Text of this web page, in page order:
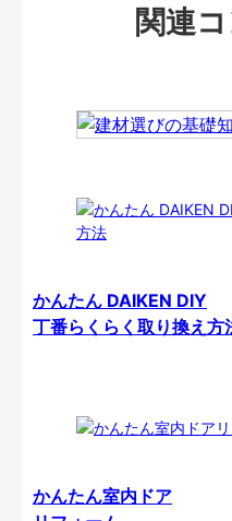
関連
かんたん DAIKEN DIY
丁番らくらく取り換え方
かんたん室内ドア